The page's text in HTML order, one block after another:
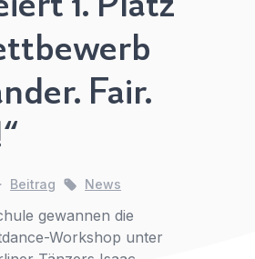
Fair.
· Beitrag News
gewannen die
Workshop unter
eine Frage?
erstellen
unseren Newsletter
Updates.